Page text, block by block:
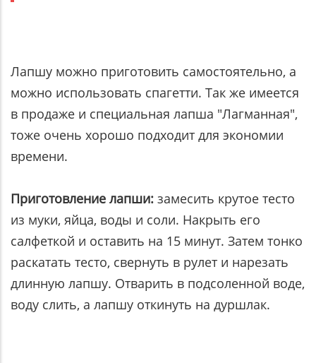
Лапшу можно приготовить самостоятельно, а
можно использовать спагетти. Так же имеется
в продаже и специальная лапша "Лагманная",
тоже очень хорошо подходит для экономии
времени.
Приготовление лапши: замесить крутое тесто
из муки, яйца, воды и соли. Накрыть его
салфеткой и оставить на 15 минут. Затем тонко
раскатать тесто, свернуть в рулет и нарезать
длинную лапшу. Отварить в подсоленной воде,
воду слить, а лапшу откинуть на дуршлак.